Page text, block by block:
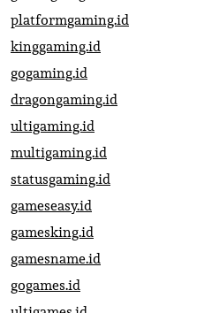
platformgaming.id
kinggaming.id
gogaming.id
dragongaming.id
ultigaming.id
multigaming.id
statusgaming.id
gameseasy.id
gamesking.id
gamesname.id
gogames.id